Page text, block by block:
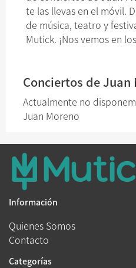
te las llevas en el móvil.
de música, teatro y
Mutick. ¡Nos vemos en
Conciertos de Juan
Actualmente no
Juan Moreno
Información
Quienes Somos
Contacto
Categorías